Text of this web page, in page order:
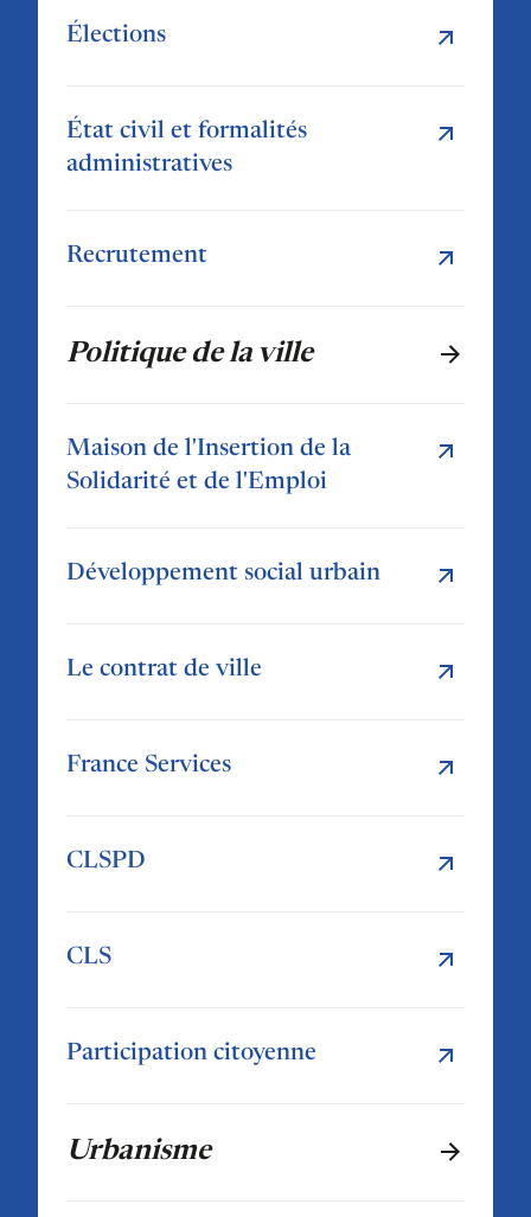
Élections
État civil et formalités
administratives
Recrutement
Politique de la ville
Maison de l'Insertion de la
Solidarité et de l'Emploi
Développement social urbain
Le contrat de ville
France Services
CLSPD
CLS
Participation citoyenne
Urbanisme